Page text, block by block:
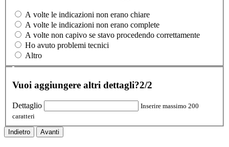
A volte le indicazioni non erano chiare
A volte le indicazioni non erano complete
A volte non capivo se stavo procedendo correttamente
Ho avuto problemi tecnici
Altro
Vuoi aggiungere altri dettagli?2/2
Dettaglio
Inserire massimo 200
caratteri
Indietro Avanti